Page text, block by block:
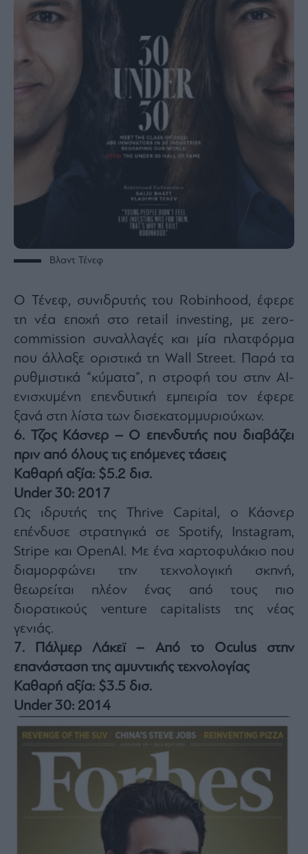
Βλαντ Τένεφ
Ο Τένεφ, συνιδρυτής του Robinhood, έφερε
τη νέα εποχή στο retail investing, με zero-
commission συναλλαγές και μία πλατφόρμα
που άλλαξε οριστικά τη Wall Street. Παρά τα
ρυθμιστικά “κύματα”, η στροφή του στην AI-
ενισχυμένη επενδυτική εμπειρία τον έφερε
ξανά στη λίστα των δισεκατομμυριούχων.
6. Τζος Κάσνερ – Ο επενδυτής που διαβάζει
πριν από όλους τις επόμενες τάσεις
Καθαρή αξία: $5.2 δισ.
Under 30: 2017
Ως ιδρυτής της Thrive Capital, ο Κάσνερ
επένδυσε στρατηγικά σε Spotify, Instagram,
Stripe και OpenAI. Με ένα χαρτοφυλάκιο που
διαμορφώνει την τεχνολογική σκηνή,
θεωρείται πλέον ένας από τους πιο
διορατικούς venture capitalists της νέας
γενιάς.
7. Πάλμερ Λάκεϊ – Από το Oculus στην
επανάσταση της αμυντικής τεχνολογίας
Καθαρή αξία: $3.5 δισ.
Under 30: 2014